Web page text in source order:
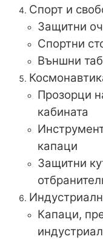
Спорт и
Защитни
Спортни
Външни
Прозорци
кабината
капаци
Защитни
Капаци,